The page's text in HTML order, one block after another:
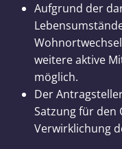
Aufgrund der
weitere aktive
möglich.
Der
Satzung für den
Verwirklichung